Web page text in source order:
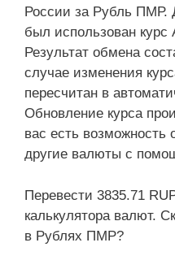
России за Рубль ПМР.
был использован курс
Результат обмена
случае изменения
пересчитан в
Обновление курса
вас есть
другие валюты с
Перевести 3835.71
калькулятора валют.
в Рублях ПМР?